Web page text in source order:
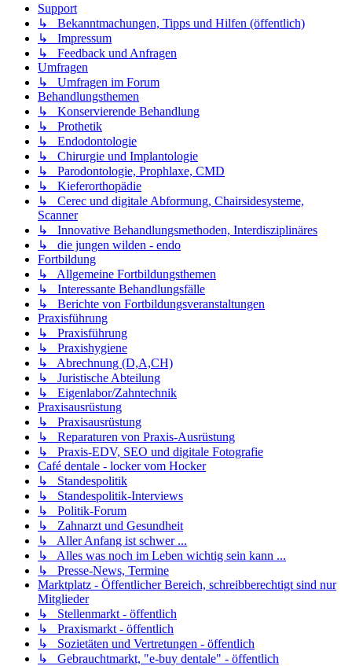
Support
↳ Bekanntmachungen, Tipps und Hilfen (öffentlich)
↳ Impressum
↳ Feedback und Anfragen
Umfragen
↳ Umfragen im Forum
Behandlungsthemen
↳ Konservierende Behandlung
↳ Prothetik
↳ Endodontologie
↳ Chirurgie und Implantologie
↳ Parodontologie, Prophlaxe, CMD
↳ Kieferorthopädie
↳ Cerec und digitale Abformung, Chairsidesysteme,
Scanner
↳ Innovative Behandlungsmethoden, Interdisziplinäres
↳ die jungen wilden - endo
Fortbildung
↳ Allgemeine Fortbildungsthemen
↳ Interessante Behandlungsfälle
↳ Berichte von Fortbildungsveranstaltungen
Praxisführung
↳ Praxisführung
↳ Praxishygiene
↳ Abrechnung (D,A,CH)
↳ Juristische Abteilung
↳ Eigenlabor/Zahntechnik
Praxisausrüstung
↳ Praxisausrüstung
↳ Reparaturen von Praxis-Ausrüstung
↳ Praxis-EDV, SEO und digitale Fotografie
Café dentale - locker vom Hocker
↳ Standespolitik
↳ Standespolitik-Interviews
↳ Politik-Forum
↳ Zahnarzt und Gesundheit
↳ Aller Anfang ist schwer ...
↳ Alles was noch im Leben wichtig sein kann ...
↳ Presse-News, Termine
Marktplatz - Öffentlicher Bereich, schreibberechtigt sind nur
Mitglieder
↳ Stellenmarkt - öffentlich
↳ Praxismarkt - öffentlich
↳ Sozietäten und Vertretungen - öffentlich
↳ Gebrauchtmarkt, "e-buy dentale" - öffentlich